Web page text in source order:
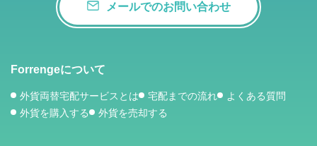
メールでのお問い合わせ
Forrengeについて
外貨両替宅配サービスとは 宅配までの流れ
よくある質問
外貨を購入する
外貨を売却する